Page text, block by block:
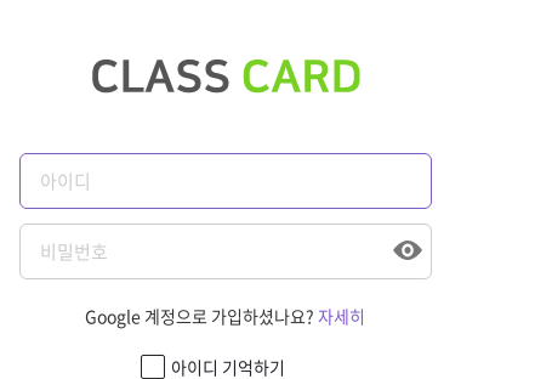
Google 계정으로 가입하셨나요?자세히
아이디 기억하기